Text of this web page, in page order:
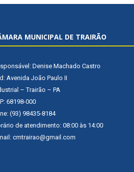
MUNICIPAL DE TRAIRÃO
Denise Machado Castro
Avenida João Paulo II
– Trairão – PA
68198-000
(93) 98435-8184
de atendimento: 08:00 às 14:00
cmtrairao@gmail.com